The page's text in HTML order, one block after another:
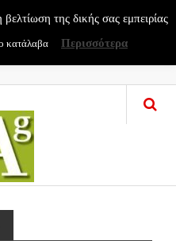
της δικής σας εμπειρίας
κατάλαβα Περισσότερα